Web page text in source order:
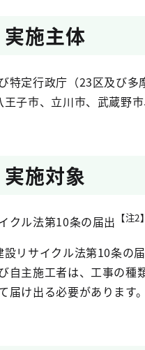
施主体
特定行政庁（23区及び多
王子市、立川市、武蔵野
施対象
クル法第10条の届出 【注2】
設リサイクル法第10条の
自主施工者は、工事の種
届け出る必要があります。